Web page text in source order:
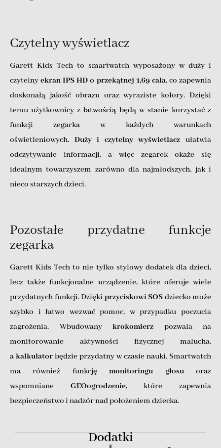
Czytelny wyświetlacz
Garett Kids Tech to smartwatch wyposażony w duży i
czytelnyekran IPS HD o przekątnej 1,69 cala, co zapewnia
doskonałą jakość obrazu oraz wyraziste kolory. Dzięki
temu użytkownicy z łatwością będą w stanie korzystać z
funkcji zegarka w każdych warunkach
oświetleniowych. Duży i czytelny wyświetlacz ułatwia
odczytywanie informacji, a więc zegarek okaże się
idealnym towarzyszem zarówno dla najmłodszych, jak i
nieco starszych dzieci.
Pozostałe przydatne funkcje
zegarka
Garett Kids Tech to nie tylko stylowy dodatek dla dzieci,
lecz także funkcjonalne urządzenie, które oferuje wiele
przydatnych funkcji. Dzięki przyciskowi SOS dziecko może
szybko i łatwo wezwać pomoc, w przypadku poczucia
zagrożenia. Wbudowany krokomierz pozwala na
monitorowanie aktywności fizycznej malucha,
a kalkulator będzie przydatny w czasie nauki. Smartwatch
ma również funkcjęmonitoringu głosuoraz
wspomniane GEOogrodzenie, które zapewnia
bezpieczeństwo i nadzór nad położeniem dziecka.
Dodatki